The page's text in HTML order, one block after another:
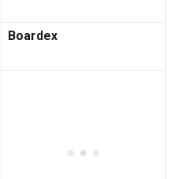
Boardex